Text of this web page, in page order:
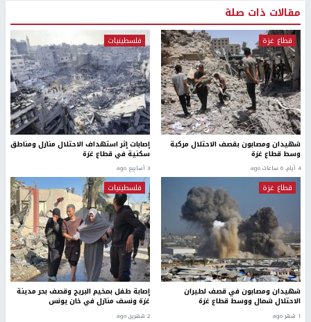
مقالات ذات صلة
قطاع غزة
شهيدان ومصابون بقصف الاحتلال مركبة
وسط قطاع غزة
4 أيام، 6 ساعات ago
فلسطينيات
إصابات إثر استهداف الاحتلال منازل ومناطق
سكنية في قطاع غزة
3 أسابيع ago
قطاع غزة
شهيدان ومصابون في قصف لطيران
الاحتلال شمال ووسط قطاع غزة
1 شهر ago
فلسطينيات
إصابة طفل بمخيم البريج وقصف بحر مدينة
غزة ونسف منازل في خان يونس
2 شهرين ago